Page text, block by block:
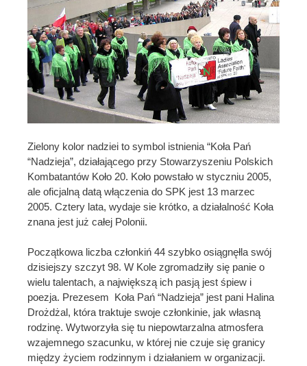
Zielony kolor nadziei to symbol istnienia “Koła Pań
“Nadzieja”, działającego przy Stowarzyszeniu Polskich
Kombatantów Koło 20. Koło powstało w styczniu 2005,
ale oficjalną datą włączenia do SPK jest 13 marzec
2005. Cztery lata, wydaje sie krótko, a działalność Koła
znana jest już całej Polonii.
Początkowa liczba członkiń 44 szybko osiągnęłla swój
dzisiejszy szczyt 98. W Kole zgromadziły się panie o
wielu talentach, a największą ich pasją jest śpiew i
poezja. Prezesem Koła Pań “Nadzieja” jest pani Halina
Drożdżal, która traktuje swoje członkinie, jak własną
rodzinę. Wytworzyła się tu niepowtarzalna atmosfera
wzajemnego szacunku, w której nie czuje się granicy
między życiem rodzinnym i działaniem w organizacji.